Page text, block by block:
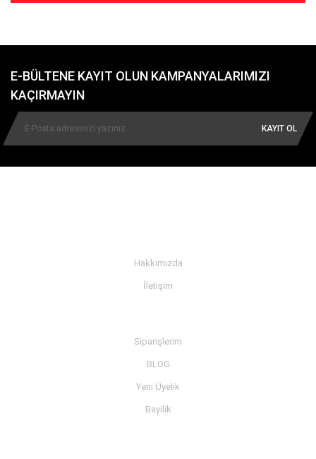
E-BÜLTENE KAYIT OLUN KAMPANYALARIMIZI
KAÇIRMAYIN
KAYIT OL
Hakkımızda
İletişim
Siparişlerim
BLOG
Yeni Üyelik
Bayilik